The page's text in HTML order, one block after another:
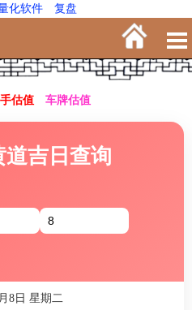
化软件 复盘
估值 车牌估值
吉日查询
8日 星期二